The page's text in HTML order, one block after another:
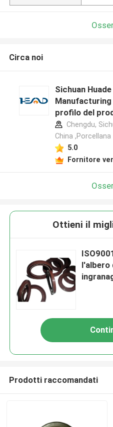
Circa noi
Sichuan
Manufacturing
profilo del
Chengdu,
China ,Porcellana
5.0
Fornitore
Ottieni il
l'albero
Prodotti raccomandati